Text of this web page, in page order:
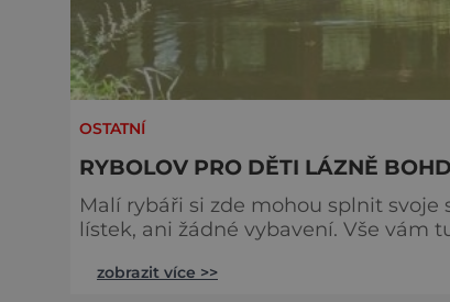
OSTATNÍ
RYBOLOV PRO DĚTI LÁZNĚ
Malí rybáři si zde mohou splnit
lístek, ani žádné vybavení. Vše vám tu zapůjčí. Součástí poskytnutého
další. Posezení tu poskytuje restaurace, nabízející nejen rybí speciality. Další zábavu pro děti
zobrazit více >>